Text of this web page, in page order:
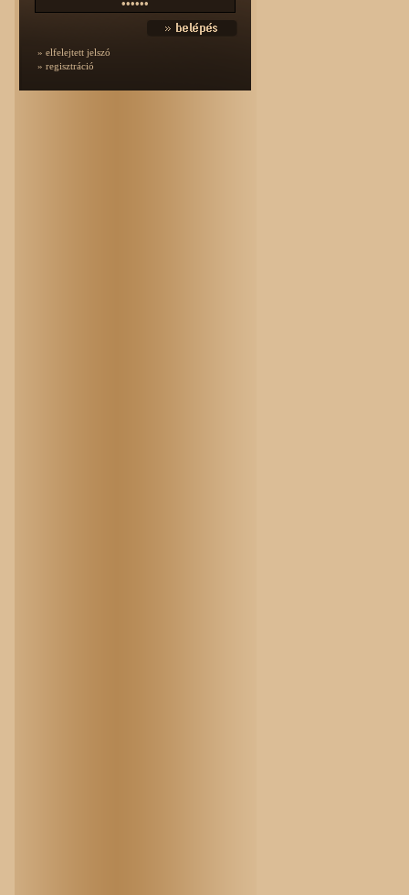
» elfelejtett jelszó
» regisztráció